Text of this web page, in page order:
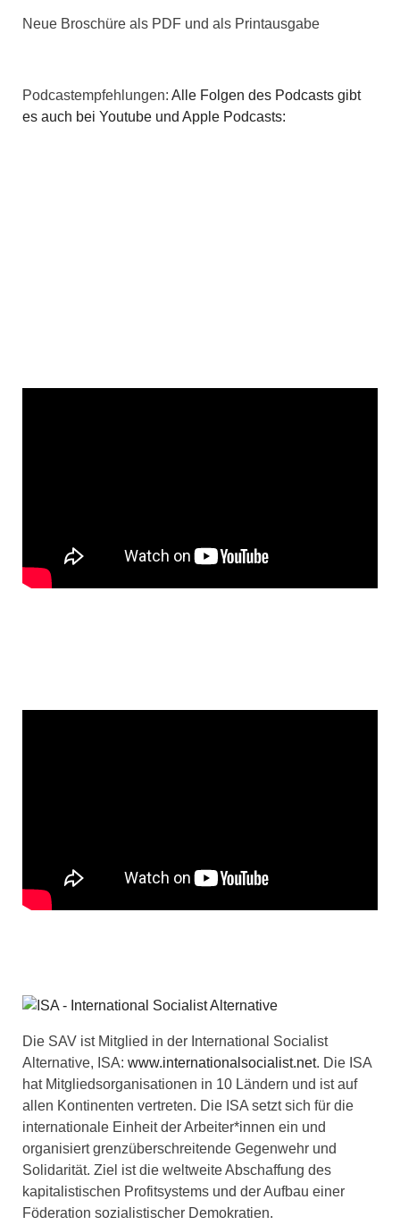
Neue Broschüre als PDF und als Printausgabe
Podcastempfehlungen: Alle Folgen des Podcasts gibt
es auch bei Youtube und Apple Podcasts:
Die SAV ist Mitglied in der International Socialist
Alternative, ISA: www.internationalsocialist.net. Die ISA
hat Mitgliedsorganisationen in 10 Ländern und ist auf
allen Kontinenten vertreten. Die ISA setzt sich für die
internationale Einheit der Arbeiter*innen ein und
organisiert grenzüberschreitende Gegenwehr und
Solidarität. Ziel ist die weltweite Abschaffung des
kapitalistischen Profitsystems und der Aufbau einer
Föderation sozialistischer Demokratien.